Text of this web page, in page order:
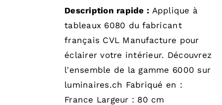
Description rapide : Applique à
tableaux 6080 du fabricant
français CVL Manufacture pour
éclairer votre intérieur. Découvrez
l'ensemble de la gamme 6000 sur
luminaires.ch Fabriqué en :
France Largeur : 80 cm